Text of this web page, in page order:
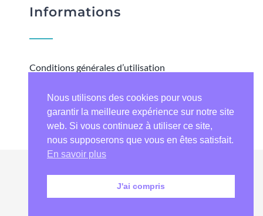
Informations
Conditions générales d’utilisation
Contactez-nous
© Copyright 2025Askano– Tous droits
réservés
Nous utilisons des cookies pour vous
garantir la meilleure expérience sur notre site
web. Si vous continuez à utiliser ce site,
nous supposerons que vous en êtes satisfait.
En savoir plus
J'ai compris